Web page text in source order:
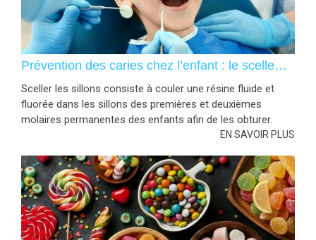
Prévention des caries chez l’enfant : le scellement des sillons
Sceller les sillons consiste à couler une résine fluide et
fluorée dans les sillons des premières et deuxièmes
molaires permanentes des enfants afin de les obturer.
EN SAVOIR PLUS